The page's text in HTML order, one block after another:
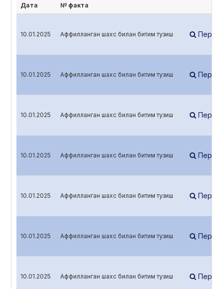
Дата № факта
10.01.2025 Аффилланган шахс билан битим тузиш
10.01.2025 Аффилланган шахс билан битим тузиш
10.01.2025 Аффилланган шахс билан битим тузиш
10.01.2025 Аффилланган шахс билан битим тузиш
10.01.2025 Аффилланган шахс билан битим тузиш
10.01.2025 Аффилланган шахс билан битим тузиш
10.01.2025 Аффилланган шахс билан битим тузиш